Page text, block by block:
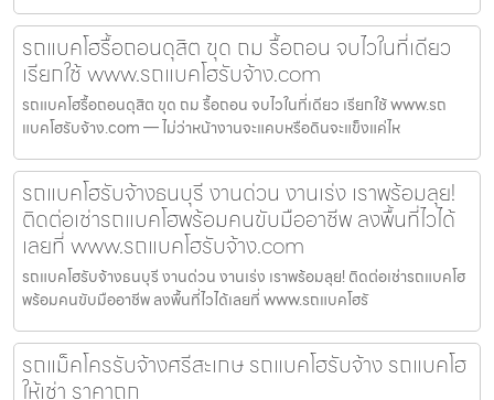
รถแบคโฮรื้อถอนดุสิต ขุด ถม รื้อถอน จบไวในที่เดียว
เรียกใช้ www.รถแบคโฮรับจ้าง.com
รถแบคโฮรื้อถอนดุสิต ขุด ถม รื้อถอน จบไวในที่เดียว เรียกใช้ www.รถ
แบคโฮรับจ้าง.com — ไม่ว่าหน้างานจะแคบหรือดินจะแข็งแค่ไห
รถแบคโฮรับจ้างธนบุรี งานด่วน งานเร่ง เราพร้อมลุย!
ติดต่อเช่ารถแบคโฮพร้อมคนขับมืออาชีพ ลงพื้นที่ไวได้
เลยที่ www.รถแบคโฮรับจ้าง.com
รถแบคโฮรับจ้างธนบุรี งานด่วน งานเร่ง เราพร้อมลุย! ติดต่อเช่ารถแบคโฮ
พร้อมคนขับมืออาชีพ ลงพื้นที่ไวได้เลยที่ www.รถแบคโฮรั
รถแม็คโครรับจ้างศรีสะเกษ รถแบคโฮรับจ้าง รถแบคโฮ
ให้เช่า ราคาถูก